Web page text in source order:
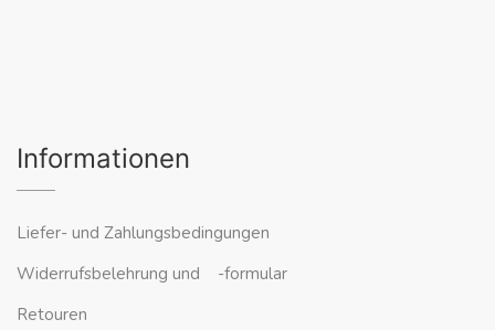
Informationen
Liefer- und Zahlungsbedingungen
Widerrufsbelehrung und -formular
Retouren